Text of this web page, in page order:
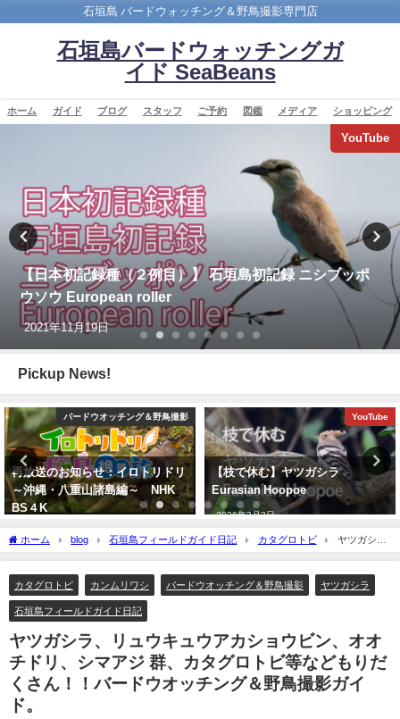
石垣島 バードウォッチング＆野鳥撮影専門店
石垣島バードウォッチングガ
イド SeaBeans
ホーム ガイド ブログ スタッフ ご予約 図鑑 メディア ショッピング
バードウオッチング＆野鳥撮影
沖縄タイムス 3月1日朝刊 マキバタヒバリ石垣飛来
2026年3月1日
Pickup News!
YouTube
【枝で休む】ヤツガシラ
Eurasian Hoopoe
2026年3月3日
バードウオッチング＆野鳥撮影
沖縄タイムス3月24日朝刊掲載
「石垣に迷鳥確認 ３例目 ノド
アカツグミ」
ホーム blog 石垣島フィールドガイド日記 カタグロトビ
ヤツガシ
ラ、リュウキュウアカショウビン、オオチドリ、シマアジ 群、カタグロトビ等なども
カタグロトビ
カンムリワシ バードウオッチング＆野鳥撮影 ヤツガシラ
石垣島フィールドガイド日記
ヤツガシラ、リュウキュウアカショウビン、オオ
チドリ、シマアジ 群、カタグロトビ等などもりだ
くさん！！バードウオッチング＆野鳥撮影ガイ
ド。